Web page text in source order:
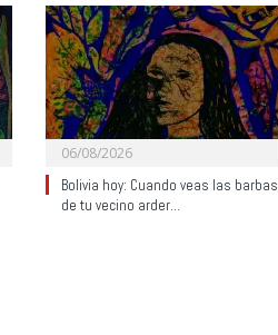
06/08/2026
Bolivia hoy: Cuando veas las barbas
de tu vecino arder…